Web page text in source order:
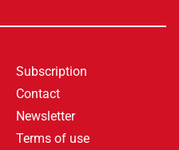
Subscription
Contact
Newsletter
Terms of use